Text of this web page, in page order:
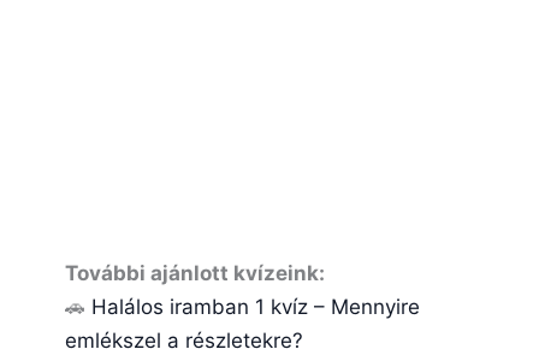
További ajánlott kvízeink:
🚗 Halálos iramban 1 kvíz – Mennyire
emlékszel a részletekre?